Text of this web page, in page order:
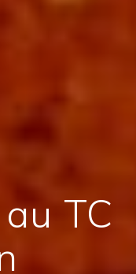
TC